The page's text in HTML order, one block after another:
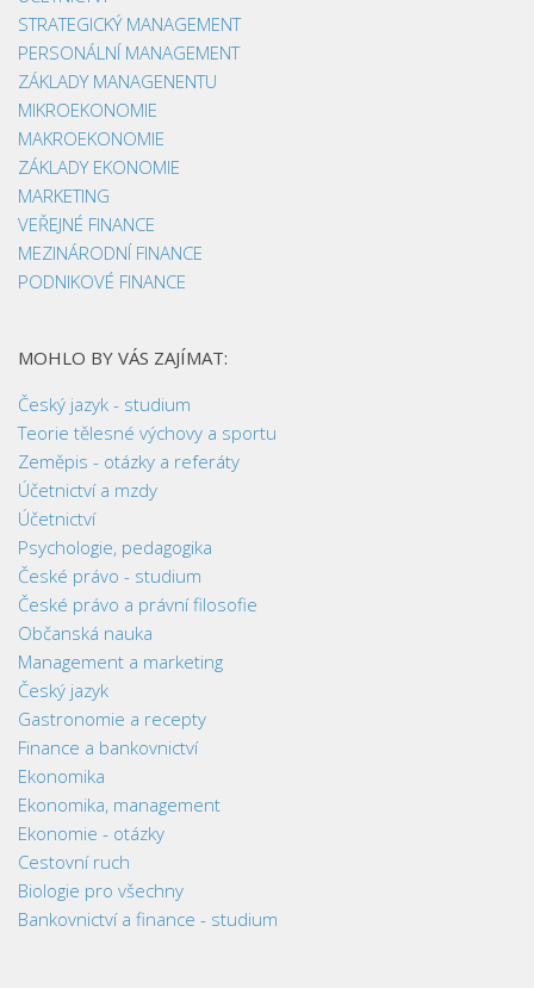
STRATEGICKÝ MANAGEMENT
PERSONÁLNÍ MANAGEMENT
ZÁKLADY MANAGENENTU
MIKROEKONOMIE
MAKROEKONOMIE
ZÁKLADY EKONOMIE
MARKETING
VEŘEJNÉ FINANCE
MEZINÁRODNÍ FINANCE
PODNIKOVÉ FINANCE
MOHLO BY VÁS ZAJÍMAT:
Český jazyk - studium
Teorie tělesné výchovy a sportu
Zeměpis - otázky a referáty
Účetnictví a mzdy
Účetnictví
Psychologie, pedagogika
České právo - studium
České právo a právní filosofie
Občanská nauka
Management a marketing
Český jazyk
Gastronomie a recepty
Finance a bankovnictví
Ekonomika
Ekonomika, management
Ekonomie - otázky
Cestovní ruch
Biologie pro všechny
Bankovnictví a finance - studium